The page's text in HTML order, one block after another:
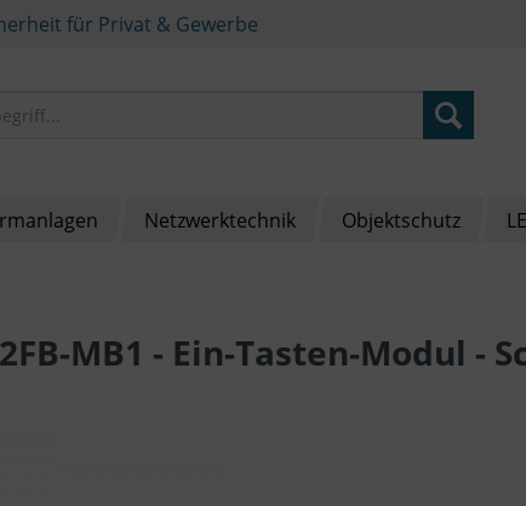
für Privat & Gewerbe
Netzwerktechnik Objektschutz
MB1 - Ein-Tasten-Modul -